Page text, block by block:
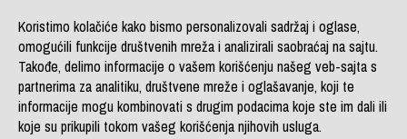
+381 (0)11 4182 114
+381 (0)11 4182 176
+387 (0)33 902 961
Koristimo kolačiće kako bismo personalizovali sadržaj i oglase,
omogućili funkcije društvenih mreža i analizirali saobraćaj na sajtu.
Takođe, delimo informacije o vašem korišćenju našeg veb-sajta s
partnerima za analitiku, društvene mreže i oglašavanje, koji te
informacije mogu kombinovati s drugim podacima koje ste im dali ili
koje su prikupili tokom vašeg korišćenja njihovih usluga.